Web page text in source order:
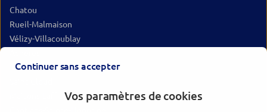
Chatou
Rueil-Malmaison
Vélizy-Villacoublay
Sèvres
Maisons-Laffitte
Continuer sans accepter
Vos paramètres de cookies